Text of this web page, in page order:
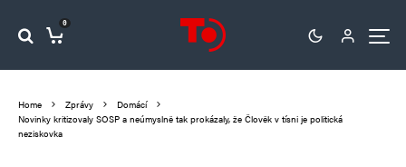
0
Home Zprávy
Domácí
Novinky kritizovaly SOSP a neúmyslně tak prokázaly, že Člověk v tísni je politická
neziskovka